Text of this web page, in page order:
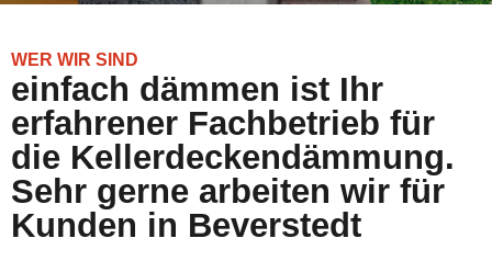
WER WIR SIND
einfach dämmen ist Ihr
erfahrener Fachbetrieb für
die Kellerdeckendämmung.
Sehr gerne arbeiten wir für
Kunden in Beverstedt